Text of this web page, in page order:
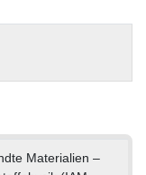
Materialien –